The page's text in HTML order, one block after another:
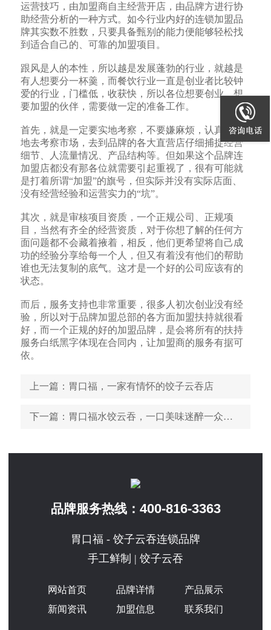
运营技巧，由加盟商自主经营开店，由品牌方进行协
助经营分析的一种方式。如今行业内好的连锁加盟品
牌其实数不胜数，只要具备甄别的能力便能够轻松找
到适合自己的、可靠的加盟项目。
跟风是人的本性，所以越是发展蓬勃的行业，就越是
有人想要分一杯羹，而餐饮行业一直是创业者比较钟
爱的行业，门槛低，收获快，所以各位想要创业、想
要加盟的伙伴，需要做一定的准备工作。
首先，就是一定要实地考察，不要嫌麻烦，认真仔细
地去考察市场，去到品牌的各大直营店仔细捕捉经营
细节、人流量情况、产品结构等。但如果这个品牌连
加盟店都没有那各位就需要引起重视了，很有可能就
是打着所谓“加盟”的旗号，但实际并没有实际店面、
没有经营经验和运营实力的“坑”。
其次，就是审核项目资质，一个正规公司、正规项
目，当然有齐全的经营资质，对于你想了解的任何方
面问题都不会藏着掖着，相反，他们更希望将自己成
功的经验分享给每一个人，但又有着没有他们的帮助
谁也无法复制的底气。这才是一个好的公司应该有的
状态。
而后，服务支持也非常重要，很多人初次创业没有经
验，所以对于品牌加盟总部的各方面加盟扶持就很看
好，而一个正规的好的加盟品牌，是会将所有的扶持
服务白纸黑字体现在合同内，让加盟商的服务有据可
依。
上一篇 ：胃口福，一家有情怀的饺子云吞店
下一篇 ：胃口福水饺云吞，一口美味迷醉一众吃货
品牌服务热线： 400-816-3363
胃口福 - 饺子云吞连锁品牌
手工鲜制 | 饺子云吞
网站首页 品牌详情
产品展示
新闻资讯
加盟信息 联系我们